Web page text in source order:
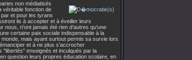
non médiatisés
véritable fonction de
et pour les tyrans
ils à accepter et à éveiller leurs
nous, n'ont jamais été rien d'autres qu'une
certaine paix sociale indispensable à la
mais ayant surtout permis sa survie lors
et à ne plus s'accrocher
enseignés et inculqués par la
question leurs propres éducation scolaire, en